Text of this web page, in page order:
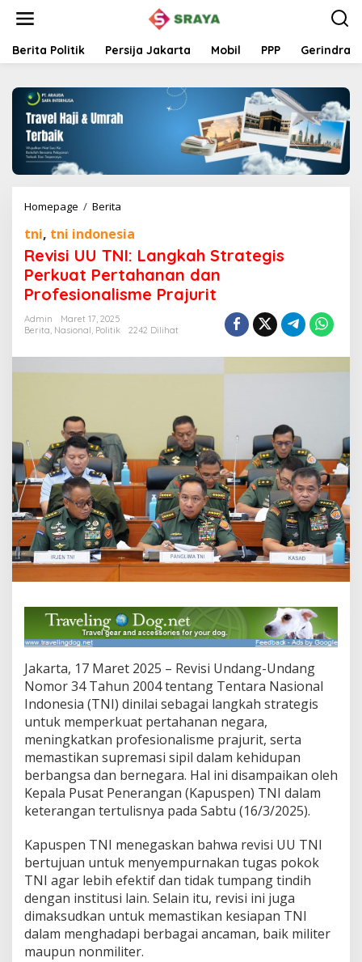
t
Berita Politik Persija Jakarta Mobil PPP Gerindra
Homepage / Berita
v
i
s
i
U
k
a
h
S
t
r
a
t
e
g
i
P
e
r
u
a
t
P
e
r
t
a
h
n
n
d
a
n
P
r
o
f
tni, tni indonesia
Revisi UU TNI: Langkah Strategis
Perkuat Pertahanan dan
Profesionalisme Prajurit
Admin
Maret 17, 2025
Berita Nasional Politik 2242 Dilihat
Jakarta, 17 Maret 2025 – Revisi Undang-Undang
Nomor 34 Tahun 2004 tentang Tentara Nasional
Indonesia (TNI) dinilai sebagai langkah strategis
untuk memperkuat pertahanan negara,
meningkatkan profesionalisme prajurit, serta
memastikan supremasi sipil dalam kehidupan
berbangsa dan bernegara. Hal ini disampaikan oleh
Kepala Pusat Penerangan (Kapuspen) TNI dalam
keterangan tertulisnya pada Sabtu (16/3/2025).
Kapuspen TNI menegaskan bahwa revisi UU TNI
bertujuan untuk menyempurnakan tugas pokok
TNI agar lebih efektif dan tidak tumpang tindih
dengan institusi lain. Selain itu, revisi ini juga
dimaksudkan untuk memastikan kesiapan TNI
dalam menghadapi berbagai ancaman, baik militer
maupun nonmiliter.